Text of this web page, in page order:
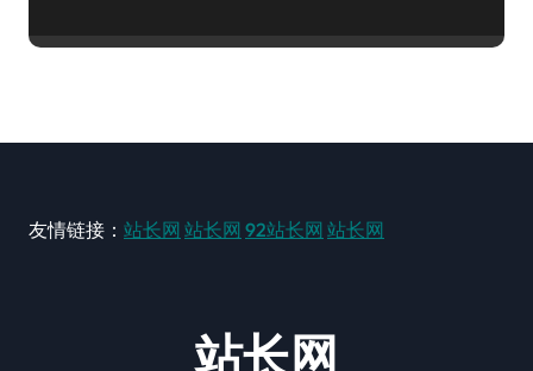
友情链接： 站长网 站长网 92站长网 站长网
站长网